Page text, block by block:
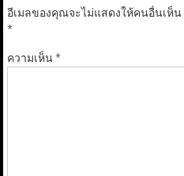
อีเมลของคุณจะไม่แสดงให้คนอื่นเห็น
*
ความเห็น*